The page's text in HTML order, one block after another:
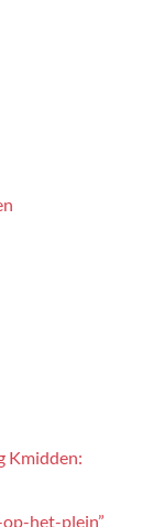
Kmidden:
op-het-plein”